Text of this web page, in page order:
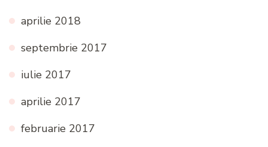
aprilie 2018
septembrie 2017
iulie 2017
aprilie 2017
februarie 2017